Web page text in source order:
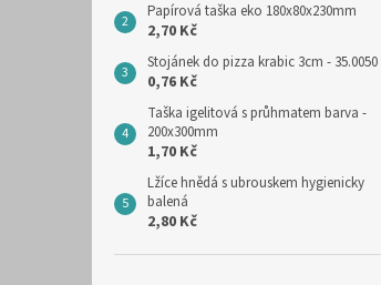
Papírová taška eko 180x80x230mm
2,70 Kč
Stojánek do pizza krabic 3cm - 35.0050
0,76 Kč
Taška igelitová s průhmatem barva -
200x300mm
1,70 Kč
Lžíce hnědá s ubrouskem hygienicky
balená
2,80 Kč